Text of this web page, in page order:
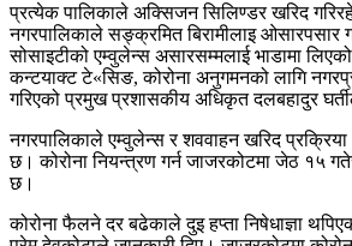
प्रत्येक पालिकाले अक्सिजन सिलिण्डर खरिद
नगरपालिकाले सङ्क्रमित बिरामीलाइ ओसारपसार
सोसाइटीको एम्वुलेन्स असारसम्मलाई भाडामा
कन्टयाक्ट टे«सिङ, कोरोना अनुगमनको लागि
गरिएको प्रमुख प्रशासकीय अधिकृत दलबहादुर
नगरपालिकाले एम्वुलेन्स र शववाहन खरिद प्रक्रिया
छ। कोरोना नियन्त्रण गर्न जाजरकोटमा जेठ १५
छ।
कोरोना फैलने दर बढेकाले दुइ हप्ता निषेधाज्ञा